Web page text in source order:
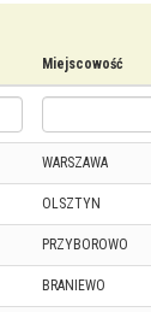
Miejscowość
WARSZAWA
OLSZTYN
PRZYBOROWO
BRANIEWO